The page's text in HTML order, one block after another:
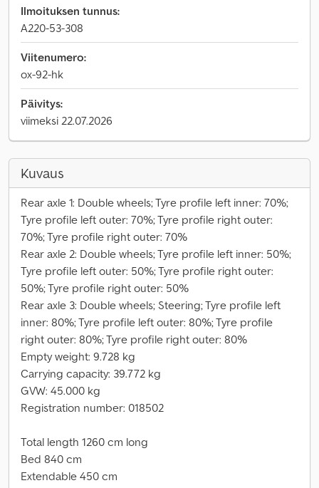
Ilmoituksen tunnus:
A220-53-308
Viitenumero:
ox-92-hk
Päivitys:
viimeksi 22.07.2026
Kuvaus
Rear axle 1: Double wheels; Tyre profile left inner: 70%;
Tyre profile left outer: 70%; Tyre profile right outer:
70%; Tyre profile right outer: 70%
Rear axle 2: Double wheels; Tyre profile left inner: 50%;
Tyre profile left outer: 50%; Tyre profile right outer:
50%; Tyre profile right outer: 50%
Rear axle 3: Double wheels; Steering; Tyre profile left
inner: 80%; Tyre profile left outer: 80%; Tyre profile
right outer: 80%; Tyre profile right outer: 80%
Empty weight: 9.728 kg
Carrying capacity: 39.772 kg
GVW: 45.000 kg
Registration number: 018502
Total length 1260 cm long
Bed 840 cm
Extendable 450 cm